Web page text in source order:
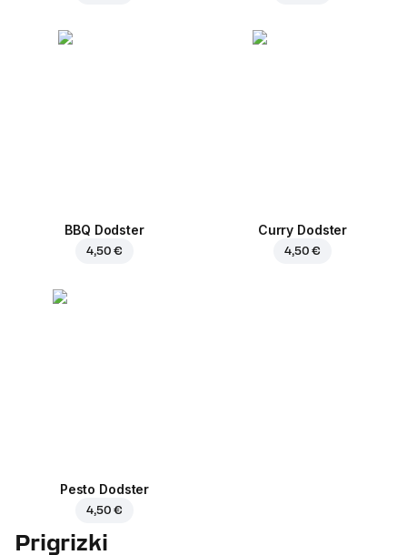
BBQ Dodster
4,50 €
Curry Dodster
4,50 €
Pesto Dodster
4,50 €
Prigrizki